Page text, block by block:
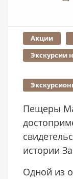
Акции
Экскурсии
Пещеры
истории
Одной из